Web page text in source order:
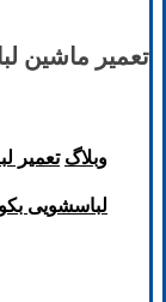
تعمیر ماشین
وبلاگ تعمیر
لباسشویی